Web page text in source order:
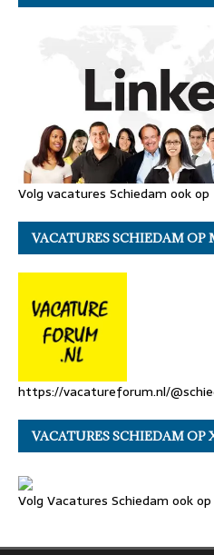
Volg vacatures Schiedam ook op
VACATURES SCHIEDAM OP
https://vacatureforum.nl/
VACATURES SCHIEDAM OP
Volg Vacatures Schiedam ook